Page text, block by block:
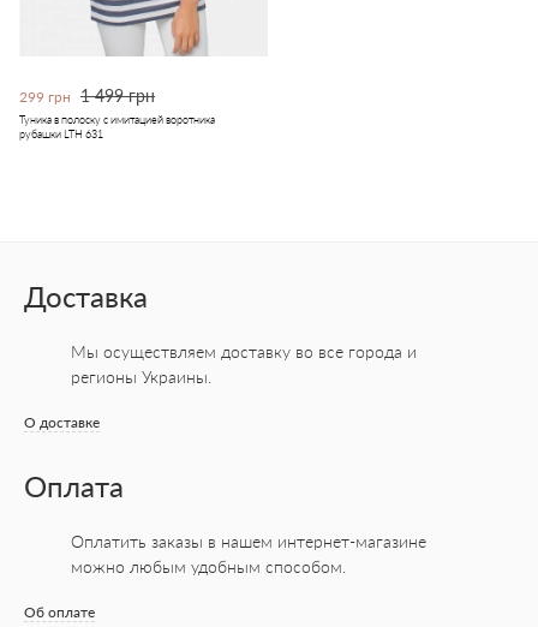
299 грн 1 499 грн
Туника в полоску с имитацией воротника
рубашки LTH 631
Доставка
Мы осуществляем доставку во все города и
регионы Украины.
О доставке
Оплата
Оплатить заказы в нашем интернет-магазине
можно любым удобным способом.
Об оплате